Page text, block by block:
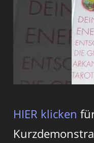
HIER klicken